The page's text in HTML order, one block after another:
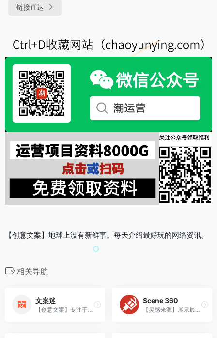
链接直达
【创意文案】地球上没有新鲜事。每天介绍最好玩的网络资讯。
相关导航
文案迷
【创意文案】专注于文字表达的新媒体文案策划网站。
Scene 360
【灵感来源】展示最惊人的创作，涵盖摄影、视频、艺术和设计等。